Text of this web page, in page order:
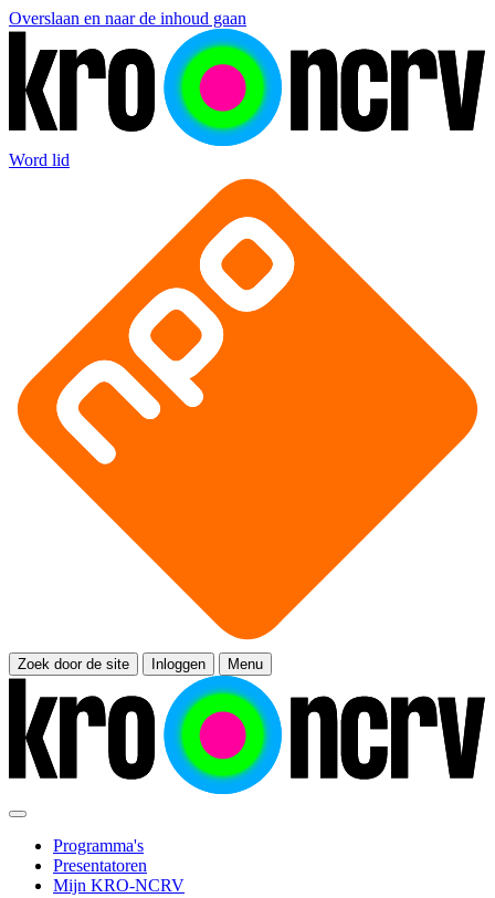
Overslaan en naar de inhoud gaan
Word lid
Zoek door de site Inloggen Menu
Programma's
Presentatoren
Mijn KRO-NCRV